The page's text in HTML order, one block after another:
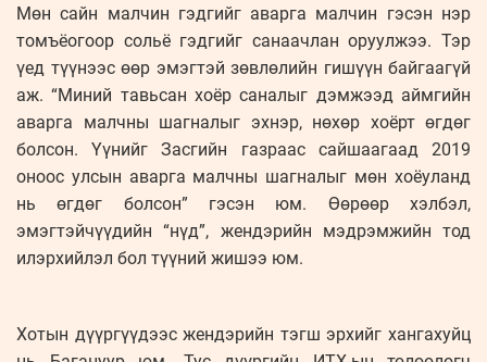
Мөн сайн малчин гэдгийг аварга малчин гэсэн нэр
томъёогоор сольё гэдгийг санаачлан оруулжээ. Тэр
үед түүнээс өөр эмэгтэй зөвлөлийн гишүүн байгаагүй
аж. “Миний тавьсан хоёр саналыг дэмжээд аймгийн
аварга малчны шагналыг эхнэр, нөхөр хоёрт өгдөг
болсон. Үүнийг Засгийн газраас сайшаагаад 2019
оноос улсын аварга малчны шагналыг мөн хоёуланд
нь өгдөг болсон” гэсэн юм. Өөрөөр хэлбэл,
эмэгтэйчүүдийн “нүд”, жендэрийн мэдрэмжийн тод
илэрхийлэл бол түүний жишээ юм.
Хотын дүүргүүдээс жендэрийн тэгш эрхийг хангахуйц